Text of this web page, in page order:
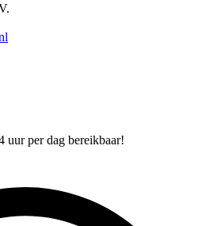
uur per dag bereikbaar!